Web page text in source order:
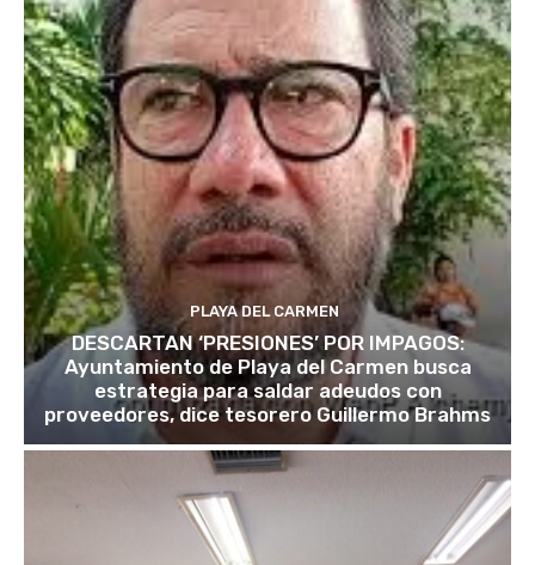
PLAYA DEL CARMEN
DESCARTAN ‘PRESIONES’ POR IMPAGOS:
Ayuntamiento de Playa del Carmen busca
estrategia para saldar adeudos con
proveedores, dice tesorero Guillermo Brahms